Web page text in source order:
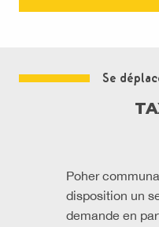
Se
Poher
disposition un
demande en